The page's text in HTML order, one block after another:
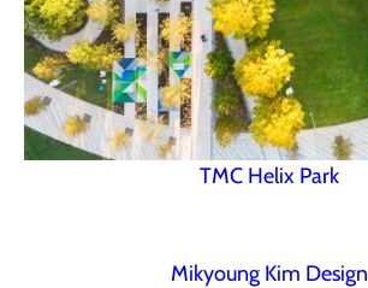
TMC Helix Park
Mikyoung Kim Design